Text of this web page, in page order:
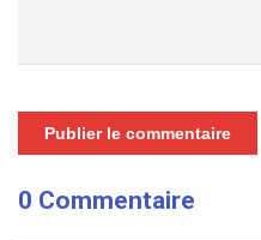
Publier le commentaire
0 Commentaire